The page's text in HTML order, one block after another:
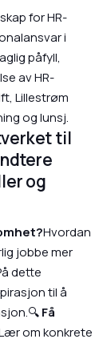
for HR-
i
påfyll,
av HR-
Lillestrøm
og lunsj.
til
og
Hvordan
jobbe mer
dette
til å
Få
om konkrete